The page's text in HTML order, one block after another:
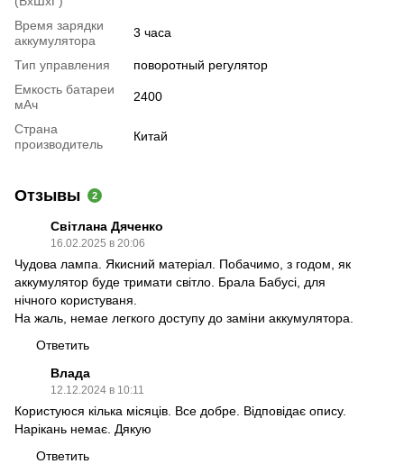
Время зарядки
аккумулятора
3 часа
Тип управления
поворотный регулятор
Емкость батареи
мАч
2400
Страна
производитель
Китай
Отзывы 2
Світлана Дяченко
16.02.2025 в 20:06
Чудова лампа. Якисний матерiал. Побачимо, з годом, як
аккумулятор буде тримати свiтло. Брала Бабусi, для
нiчного користуваня.
На жаль, немае легкого доступу до замiни аккумулятора.
Ответить
Влада
12.12.2024 в 10:11
Користуюся кілька місяців. Все добре. Відповідає опису.
Нарікань немає. Дякую
Ответить